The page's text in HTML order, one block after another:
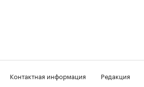
Контактная информация Редакция